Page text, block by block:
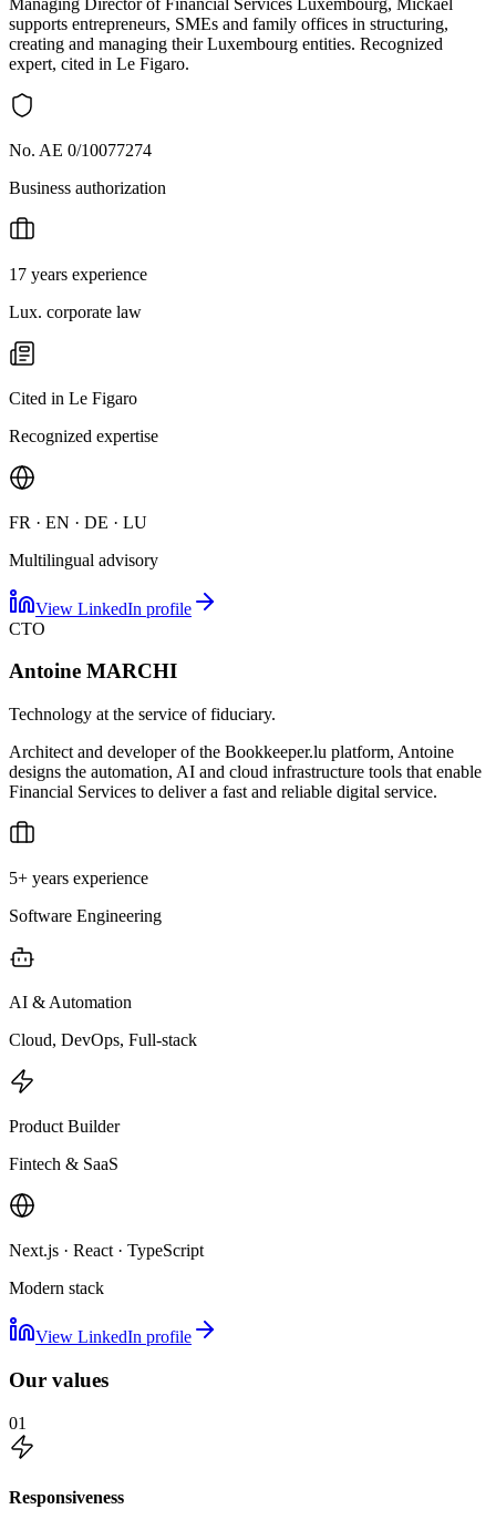
supports entrepreneurs, SMEs and family offices in structuring,
creating and managing their Luxembourg entities. Recognized
expert, cited in Le Figaro.
No. AE 0/10077274
Business authorization
17 years experience
Lux. corporate law
Cited in Le Figaro
Recognized expertise
FR · EN · DE · LU
Multilingual advisory
View LinkedIn profile
CTO
Antoine MARCHI
Technology at the service of fiduciary.
Architect and developer of the Bookkeeper.lu platform, Antoine
designs the automation, AI and cloud infrastructure tools that enable
Financial Services to deliver a fast and reliable digital service.
5+ years experience
Software Engineering
AI & Automation
Cloud, DevOps, Full-stack
Product Builder
Fintech & SaaS
Next.js · React · TypeScript
Modern stack
View LinkedIn profile
Our values
01
Responsiveness